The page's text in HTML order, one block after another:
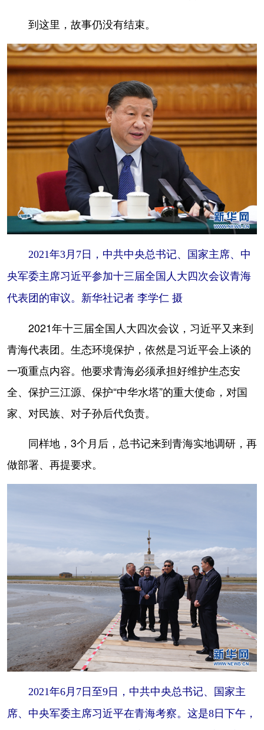
到这里，故事仍没有结束。
2021年3月7日，中共中央总书记、国家主席、中
央军委主席习近平参加十三届全国人大四次会议青海
代表团的审议。新华社记者 李学仁 摄
2021年十三届全国人大四次会议，习近平又来到
青海代表团。生态环境保护，依然是习近平会上谈的
一项重点内容。他要求青海必须承担好维护生态安
全、保护三江源、保护“中华水塔”的重大使命，对国
家、对民族、对子孙后代负责。
同样地，3个月后，总书记来到青海实地调研，再
做部署、再提要求。
2021年6月7日至9日，中共中央总书记、国家主
席、中央军委主席习近平在青海考察。这是8日下午，